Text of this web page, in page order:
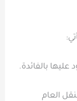
بالفائدة.
العام